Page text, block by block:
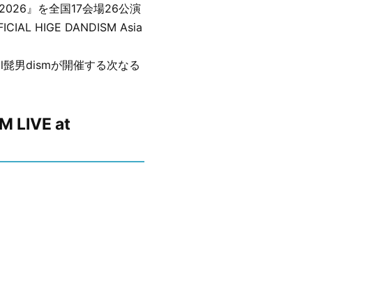
』を全国17会場26公演
HIGE DANDISM Asia
男dismが開催する次なる
LIVE at